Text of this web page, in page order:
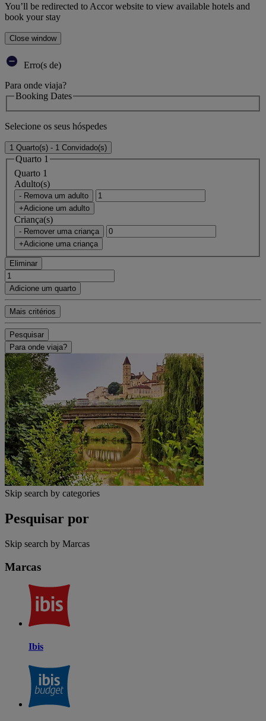
You’ll be redirected to Accor website to view available hotels and
book your stay
Close window
Erro(s de)
Para onde viaja?
Booking Dates
Selecione os seus hóspedes
1 Quarto(s) - 1 Convidado(s)
Quarto 1
Quarto 1
Adulto(s)
- Remova um adulto
+Adicione um adulto
Criança(s)
- Remover uma criança
+Adicione uma criança
Eliminar
Adicione um quarto
Mais critérios
Pesquisar
Para onde viaja?
Skip search by categories
Pesquisar por
Skip search by Marcas
Marcas
Ibis